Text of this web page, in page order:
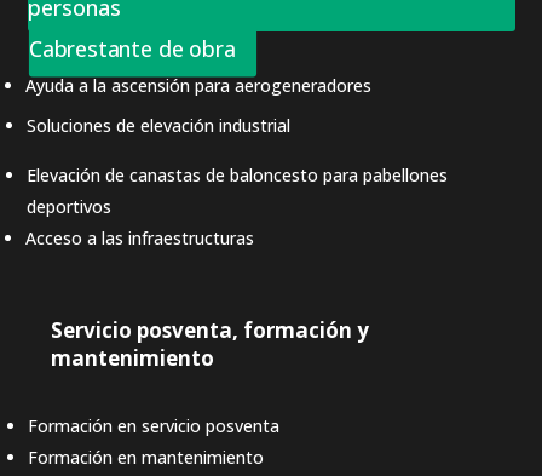
personas
Cabrestante de obra
Ayuda a la ascensión para aerogeneradores
Soluciones de elevación industrial
Elevación de canastas de baloncesto para pabellones
deportivos
Acceso a las infraestructuras
Servicio posventa, formación y
mantenimiento
Formación en servicio posventa
Formación en mantenimiento